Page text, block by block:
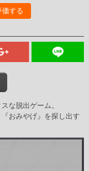
価する
な脱出ゲーム。
おみやげ』を探し出す